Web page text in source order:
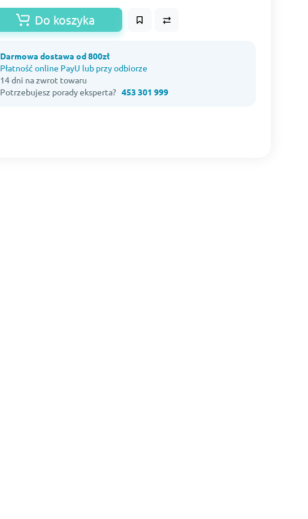
Do koszyka
Darmowa dostawa od 800zł
Płatność online PayU lub przy odbiorze
14 dni na zwrot towaru
Potrzebujesz porady eksperta?453 301 999